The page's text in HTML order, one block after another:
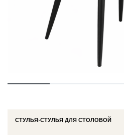
СТУЛЬЯ›СТУЛЬЯ ДЛЯ СТОЛОВОЙ